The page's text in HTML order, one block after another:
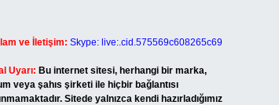
ve İletişim: Skype: live:.cid.575569c608265c69
Uyarı: Bu internet sitesi, herhangi bir marka,
veya şahıs şirketi ile hiçbir bağlantısı
Sitede yalnızca kendi hazırladığımız